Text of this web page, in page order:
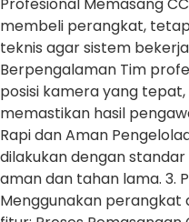
membeli perangkat,
teknis agar sistem
Berpengalaman Tim
posisi kamera yang
memastikan hasil
Rapi dan Aman
dilakukan dengan
aman dan tahan lama. 3.
Menggunakan